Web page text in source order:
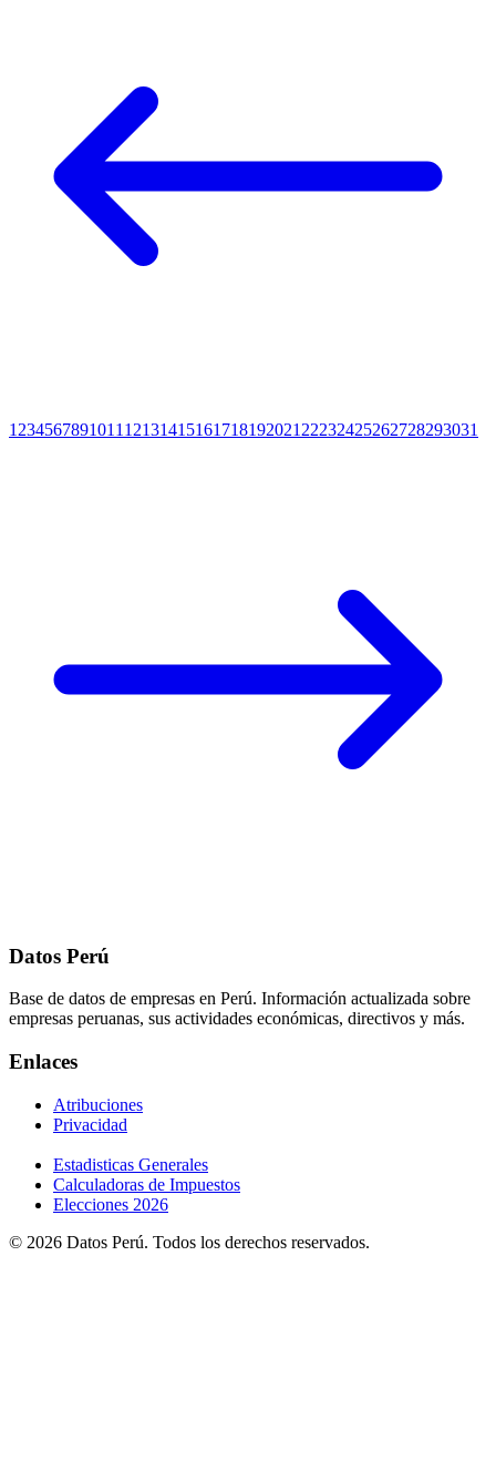
1 234567891011 12131415161718192021 22232425262728293031
Datos Perú
Base de datos de empresas en Perú. Información actualizada sobre
empresas peruanas, sus actividades económicas, directivos y más.
Enlaces
Atribuciones
Privacidad
Estadisticas Generales
Calculadoras de Impuestos
Elecciones 2026
© 2026 Datos Perú. Todos los derechos reservados.